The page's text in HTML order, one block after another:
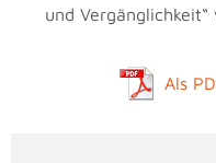
und
Als